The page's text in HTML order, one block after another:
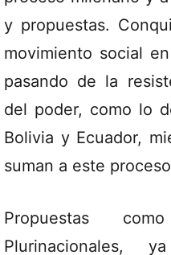
y propuestas.
movimiento social
pasando de la
del poder, como lo
Bolivia y Ecuador,
suman a este
Propuestas
Plurinacionales,